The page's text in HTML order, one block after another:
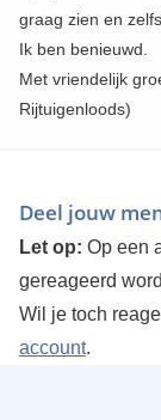
graag zien en
Ik ben benieuwd.
Met vriendelijk
Rijtuigenloods)
Deel jouw
Let op: Op een
gereageerd
Wil je toch
account.